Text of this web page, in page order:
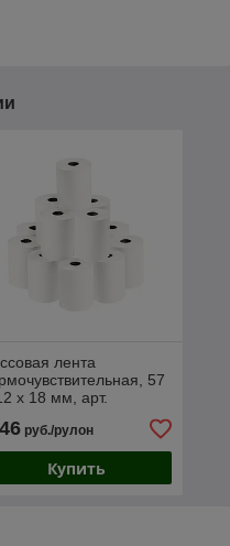
лента
57
х 18 мм, арт.
руб./рулон
Купить